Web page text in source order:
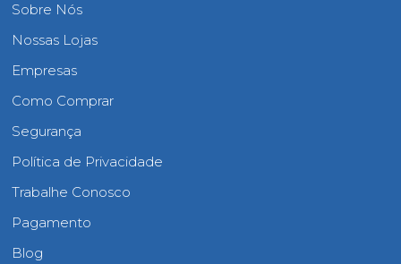
Sobre Nós
Nossas Lojas
Empresas
Como Comprar
Segurança
Política de Privacidade
Trabalhe Conosco
Pagamento
Blog